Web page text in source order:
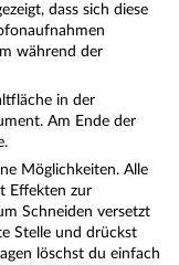
dass sich diese
während der
in der
Am Ende der
Möglichkeiten. Alle
Effekten zur
Schneiden versetzt
Stelle und drückst
löschst du einfach